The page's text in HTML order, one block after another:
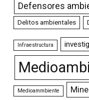
Defensores
Delitos ambientales
Infraestructura
Medioammbiente